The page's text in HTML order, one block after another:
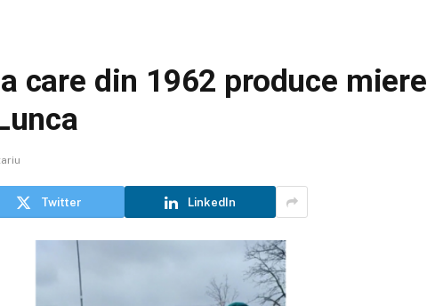
care din 1962 produce miere
Twitter LinkedIn